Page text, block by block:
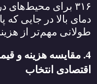
۳۱۶ برای محیط‌های
دمای بالا در جایی که
طولانی مهم‌تر از
4. مقایسه هزینه و قیمت استیل
اقتصادی انتخاب